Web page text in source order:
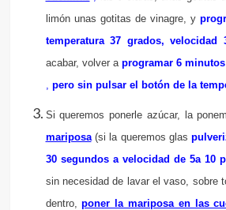
limón unas gotitas de vinagre, y
temperatura 37 grados,
acabar, volver a programar 6
pero sin pulsar el botón de la
Si queremos ponerle azúcar, la
mariposa(si la queremos glas
30 segundos a velocidad de 5a 10
sin necesidad de lavar el vaso, sobre
dentro,poner la mariposa en las